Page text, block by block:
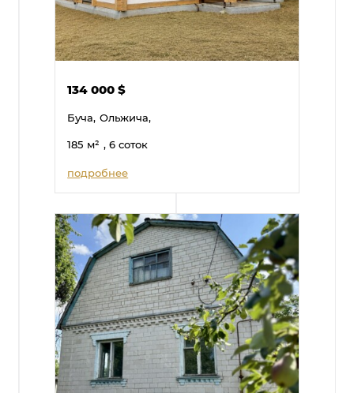
134 000$
Буча, Ольжича,
185 м² , 6 соток
подробнее